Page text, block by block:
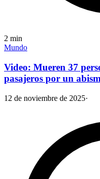
2 min
Mundo
Video: Mueren 37
pasajeros por un
12 de noviembre de 2025·